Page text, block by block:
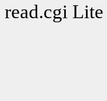
read.cgi